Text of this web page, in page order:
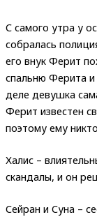
С самого утра у
собралась
его внук Ферит
спальню Ферита
деле девушка
Ферит известен
поэтому ему
Халис –
скандалы, и он
Сейран и Суна –